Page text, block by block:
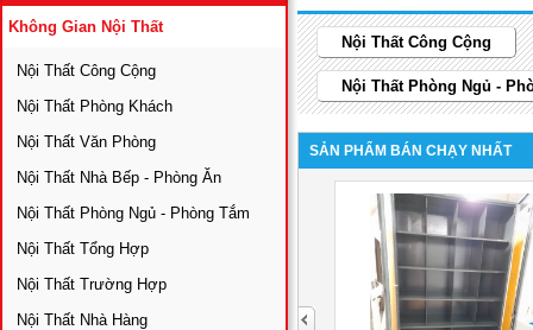
Không Gian Nội Thất
Nội Thất Công Cộng
Nội Thất Phòng Khách
Nội Thất Văn Phòng
Nội Thất Nhà Bếp - Phòng Ăn
Nội Thất Phòng Ngủ - Phòng Tắm
Nội Thất Tổng Hợp
Nội Thất Trường Hợp
Nội Thất Nhà Hàng
Nội Thất Công Cộng
Nội Thất Phòng Ngủ -
SẢN PHẨM BÁN CHẠY NHẤT